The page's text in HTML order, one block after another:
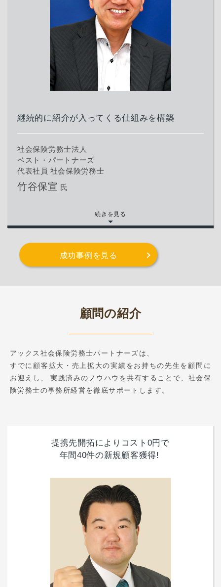
継続的に紹介が入ってくる仕組みを構築
社会保険労務士法人
ベスト・パートナーズ
代表社員 社会保険労務士
竹谷保宣 氏
続きを見る
成功事例を見る
顧問の紹介
アックス社会保険労務士パートナーズは、
すでに顧客拡大・売上拡大の実績をお持ちの先生を顧問に
お迎えし、
実践済みのノウハウを共有することで、社会保
険労務士の事務所経営を徹底サポートします。
提携先開拓によりコスト0円で
年間40件の新規顧客獲得!